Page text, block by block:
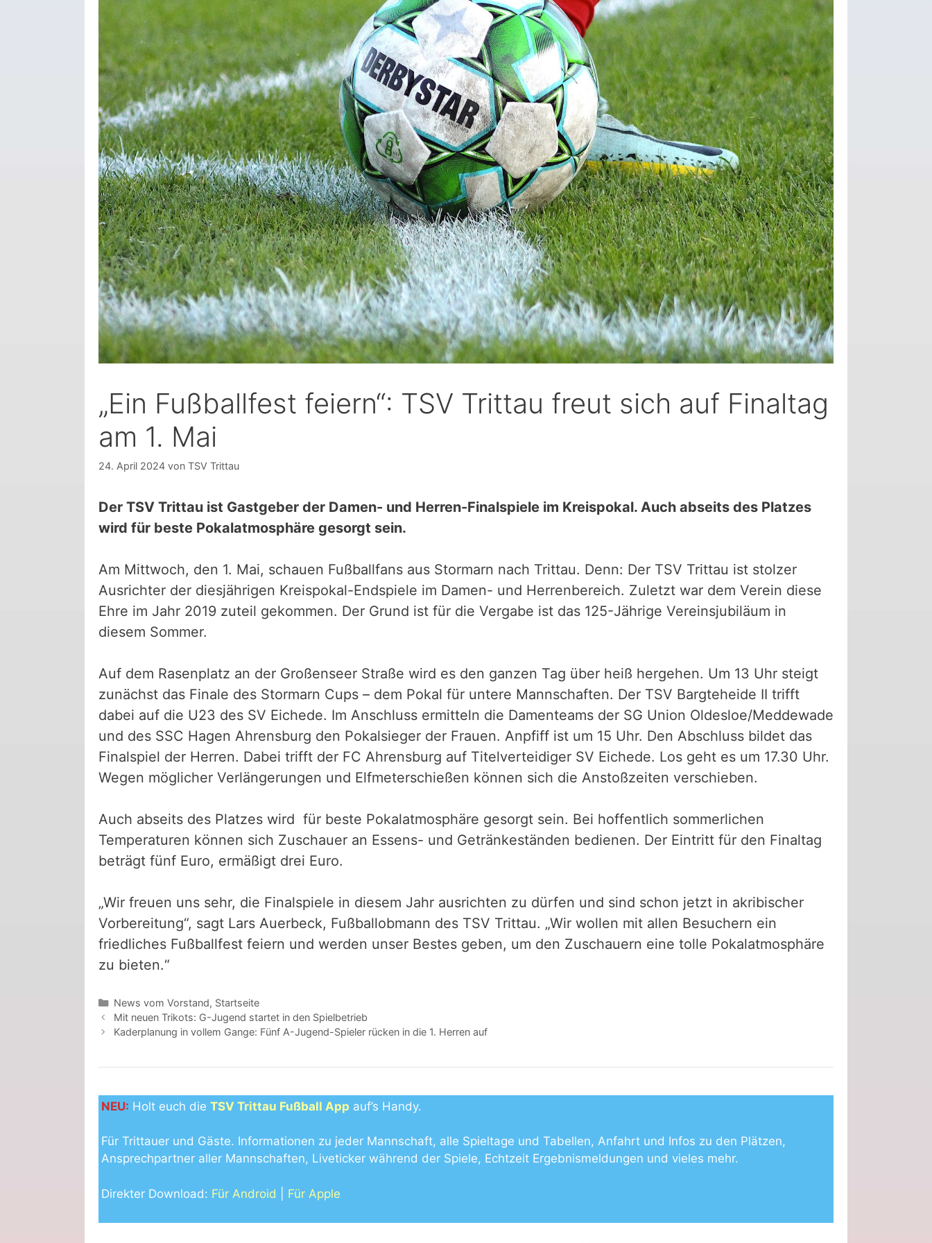
„Ein Fußballfest feiern“: TSV Trittau freut sich auf Finaltag
am 1. Mai
24. April 2024 von TSV Trittau
Der TSV Trittau ist Gastgeber der Damen- und Herren-Finalspiele im Kreispokal. Auch abseits des Platzes
wird für beste Pokalatmosphäre gesorgt sein.
Am Mittwoch, den 1. Mai, schauen Fußballfans aus Stormarn nach Trittau. Denn: Der TSV Trittau ist stolzer
Ausrichter der diesjährigen Kreispokal-Endspiele im Damen- und Herrenbereich. Zuletzt war dem Verein diese
Ehre im Jahr 2019 zuteil gekommen. Der Grund ist für die Vergabe ist das 125-Jährige Vereinsjubiläum in
diesem Sommer.
Auf dem Rasenplatz an der Großenseer Straße wird es den ganzen Tag über heiß hergehen. Um 13 Uhr steigt
zunächst das Finale des Stormarn Cups – dem Pokal für untere Mannschaften. Der TSV Bargteheide II trifft
dabei auf die U23 des SV Eichede. Im Anschluss ermitteln die Damenteams der SG Union Oldesloe/Meddewade
und des SSC Hagen Ahrensburg den Pokalsieger der Frauen. Anpfiff ist um 15 Uhr. Den Abschluss bildet das
Finalspiel der Herren. Dabei trifft der FC Ahrensburg auf Titelverteidiger SV Eichede. Los geht es um 17.30 Uhr.
Wegen möglicher Verlängerungen und Elfmeterschießen können sich die Anstoßzeiten verschieben.
Auch abseits des Platzes wird für beste Pokalatmosphäre gesorgt sein. Bei hoffentlich sommerlichen
Temperaturen können sich Zuschauer an Essens- und Getränkeständen bedienen. Der Eintritt für den Finaltag
beträgt fünf Euro, ermäßigt drei Euro.
„Wir freuen uns sehr, die Finalspiele in diesem Jahr ausrichten zu dürfen und sind schon jetzt in akribischer
Vorbereitung“, sagt Lars Auerbeck, Fußballobmann des TSV Trittau. „Wir wollen mit allen Besuchern ein
friedliches Fußballfest feiern und werden unser Bestes geben, um den Zuschauern eine tolle Pokalatmosphäre
zu bieten.“
Kategorien
News vom Vorstand, Startseite
Mit neuen Trikots: G-Jugend startet in den Spielbetrieb
Kaderplanung in vollem Gange: Fünf A-Jugend-Spieler rücken in die 1. Herren auf
NEU: Holt euch die TSV Trittau Fußball App auf’s Handy.
Für Trittauer und Gäste. Informationen zu jeder Mannschaft, alle Spieltage und Tabellen, Anfahrt und Infos zu den Plätzen,
Ansprechpartner aller Mannschaften, Liveticker während der Spiele, Echtzeit Ergebnismeldungen und vieles mehr.
Direkter Download: Für Android Für Apple